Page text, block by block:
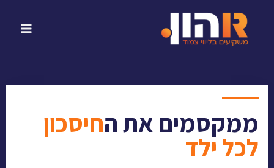
ממקסמים את החיסכון
לכל ילד